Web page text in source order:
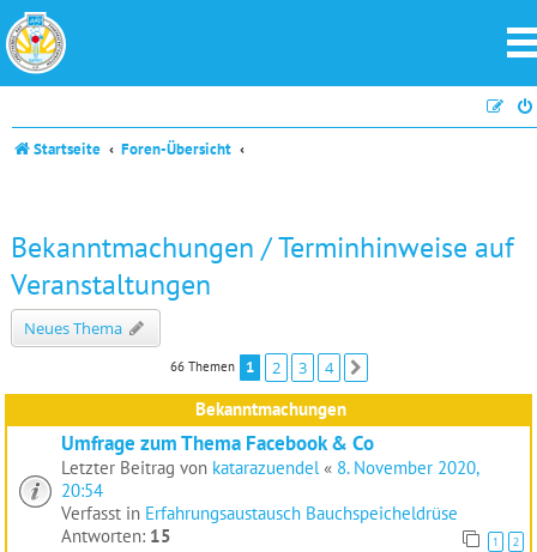
Startseite Foren-Übersicht
Bekanntmachungen / Terminhinweise auf
Veranstaltungen
Neues Thema
66 Themen 1 2 3 4
Bekanntmachungen
Umfrage zum Thema Facebook & Co
Letzter Beitrag von katarazuendel « 8. November 2020,
20:54
Verfasst in Erfahrungsaustausch Bauchspeicheldrüse
Antworten: 15 1 2